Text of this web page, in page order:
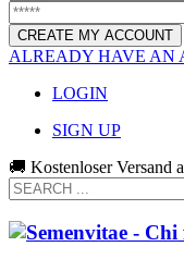
ALREADY HAVE AN
LOGIN
SIGN UP
🚚 Kostenloser Versand